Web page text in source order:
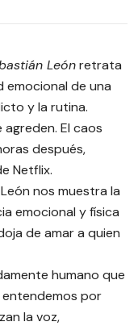
Leónretrata
emocional de una
y la rutina.
El caos
después,
Netflix.
nos muestra la
emocional y física
de amar a quien
humano que
por
la voz,